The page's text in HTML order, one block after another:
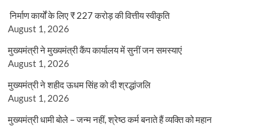
निर्माण कार्यों के लिए ₹ 227 करोड़ की वित्तीय स्वीकृति
August 1, 2026
मुख्यमंत्री ने मुख्यमंत्री कैंप कार्यालय में सुनीं जन समस्याएं
August 1, 2026
मुख्यमंत्री ने शहीद ऊधम सिंह को दी श्रद्धांजलि
August 1, 2026
मुख्यमंत्री धामी बोले – जन्म नहीं, श्रेष्ठ कर्म बनाते हैं व्यक्ति को महान